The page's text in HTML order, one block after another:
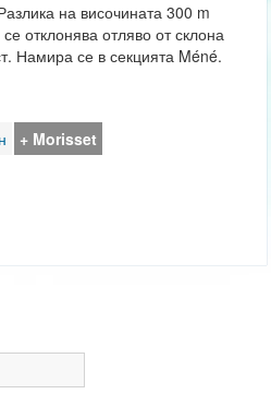
на височината 300 m
отклонява отляво от склона
Намира се в секцията Méné.
+ Morisset